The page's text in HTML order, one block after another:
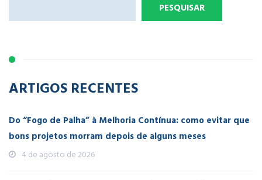
PESQUISAR
ARTIGOS RECENTES
Do “Fogo de Palha” à Melhoria Contínua: como evitar que
bons projetos morram depois de alguns meses
4 de agosto de 2026